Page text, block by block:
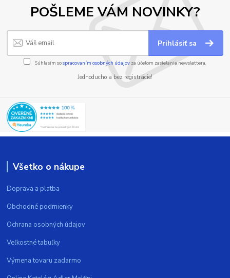
POŠLEME VÁM NOVINKY?
Prihlásiť sa
Súhlasím sospracovaním osobných údajov za účelom zasielania newslettera.
Jednoducho a bez registrácie!
Všetko o nákupe
Doprava a platba
Obchodné podmienky
Ochrana osobných údajov
Veľkostné tabuľky
Výmena tovaru zadarmo